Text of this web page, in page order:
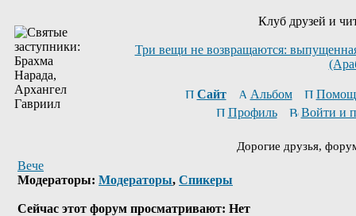
Клуб друзей и
Три вещи не возвращаются:
Сайт Альбом
Профиль
Войти и
Дорогие друзья,
Вече
Модераторы: Модераторы, Спикеры
Сейчас этот форум просматривают: Нет